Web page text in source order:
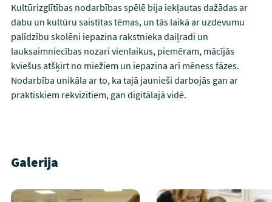
Kultūrizglītības nodarbības spēlē bija iekļautas dažādas ar
dabu un kultūru saistītas tēmas, un tās laikā ar uzdevumu
palīdzību skolēni iepazina rakstnieka daiļradi un
lauksaimniecības nozari vienlaikus, piemēram, mācījās
kviešus atšķirt no miežiem un iepazina arī mēness fāzes.
Nodarbība unikāla ar to, ka tajā jaunieši darbojās gan ar
praktiskiem rekvizītiem, gan digitālajā vidē.
Galerija